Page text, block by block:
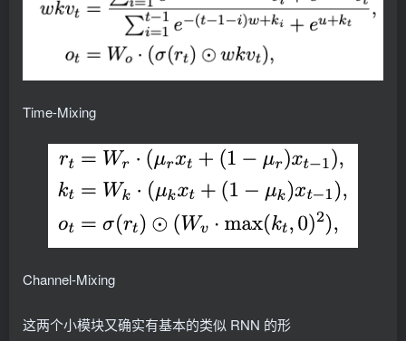
Time-Mixing
Channel-Mixing
这两个小模块又确实有基本的类似 RNN 的形